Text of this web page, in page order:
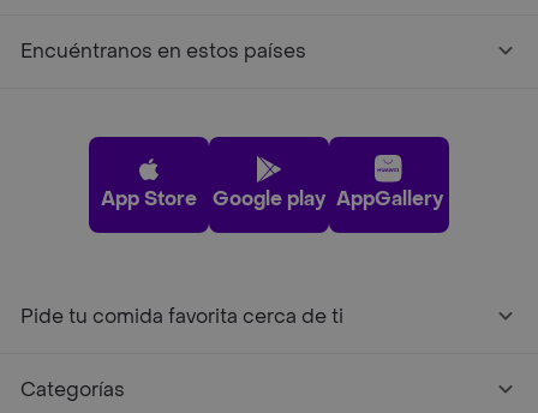
Encuéntranos en estos países
App Store Google play AppGallery
Pide tu comida favorita cerca de ti
Categorías